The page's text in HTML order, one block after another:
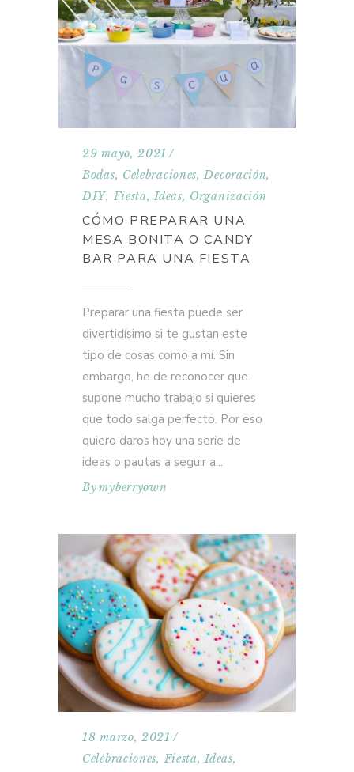
29 mayo, 2021
Bodas, Celebraciones,Decoración,
DIY,Fiesta,Ideas, Organización
CÓMO PREPARAR UNA
MESA BONITA O CANDY
BAR PARA UNA FIESTA
Preparar una fiesta puede ser
divertidísimo si te gustan este
tipo de cosas como a mí. Sin
embargo, he de reconocer que
supone mucho trabajo si quieres
que todo salga perfecto. Por eso
quiero daros hoy una serie de
ideas o pautas a seguir a
Bymyberryown
18 marzo, 2021
Celebraciones,Fiesta,Ideas,